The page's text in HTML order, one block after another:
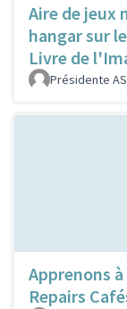
Aire de jeux
hangar sur
Livre de
Présidente
Apprenons
Repairs